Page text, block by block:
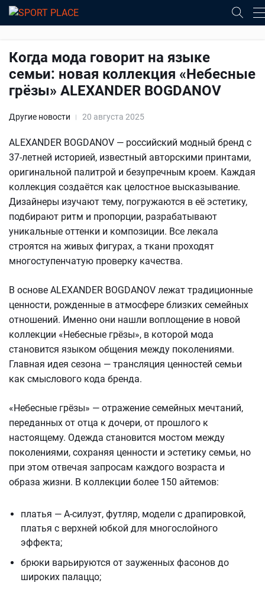
Когда мода говорит на языке
семьи: новая коллекция «Небесные
грёзы» ALEXANDER BOGDANOV
Другие новости 20 августа 2025
ALEXANDER BOGDANOV — российский модный бренд с
37-летней историей, известный авторскими принтами,
оригинальной палитрой и безупречным кроем. Каждая
коллекция создаётся как целостное высказывание.
Дизайнеры изучают тему, погружаются в её эстетику,
подбирают ритм и пропорции, разрабатывают
уникальные оттенки и композиции. Все лекала
строятся на живых фигурах, а ткани проходят
многоступенчатую проверку качества.
В основе ALEXANDER BOGDANOV лежат традиционные
ценности, рожденные в атмосфере близких семейных
отношений. Именно они нашли воплощение в новой
коллекции «Небесные грёзы», в которой мода
становится языком общения между поколениями.
Главная идея сезона — трансляция ценностей семьи
как смыслового кода бренда.
«Небесные грёзы» — отражение семейных мечтаний,
переданных от отца к дочери, от прошлого к
настоящему. Одежда становится мостом между
поколениями, сохраняя ценности и эстетику семьи, но
при этом отвечая запросам каждого возраста и
образа жизни. В коллекции более 150 айтемов:
платья — А-силуэт, футляр, модели с драпировкой,
платья с верхней юбкой для многослойного
эффекта;
брюки варьируются от зауженных фасонов до
широких палаццо;